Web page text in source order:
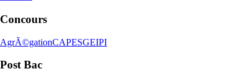
Concours
AgrÃ©gationCAPESGEIPI
Post Bac